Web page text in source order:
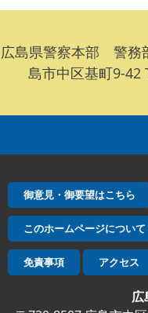
広島県警察本部 警務
島市中区基町9-42
御意見・御要望はこちら
このホームページについて
免責事項 アクセス
広